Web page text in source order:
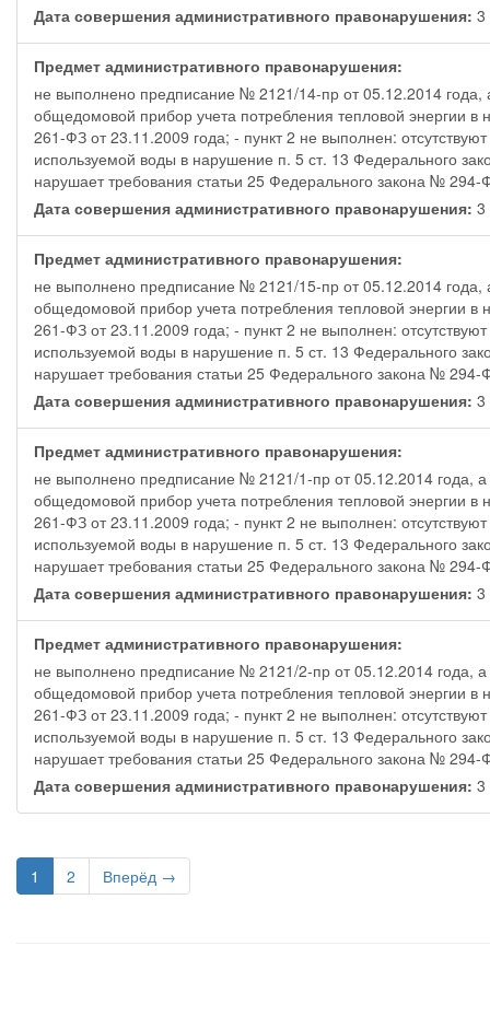
Дата совершения административного правонарушения: 3
Предмет административного правонарушения:
не выполнено предписание № 2121/14-пр от 05.12.2014 года,
общедомовой прибор учета потребления тепловой энергии
261-ФЗ от 23.11.2009 года; - пункт 2 не выполнен:
используемой воды в нарушение п. 5 ст. 13 Федерального
нарушает требования статьи 25 Федерального закона № 294-
Дата совершения административного правонарушения: 3
Предмет административного правонарушения:
не выполнено предписание № 2121/15-пр от 05.12.2014 года,
общедомовой прибор учета потребления тепловой энергии
261-ФЗ от 23.11.2009 года; - пункт 2 не выполнен:
используемой воды в нарушение п. 5 ст. 13 Федерального
нарушает требования статьи 25 Федерального закона № 294-
Дата совершения административного правонарушения: 3
Предмет административного правонарушения:
не выполнено предписание № 2121/1-пр от 05.12.2014 года, а
общедомовой прибор учета потребления тепловой энергии
261-ФЗ от 23.11.2009 года; - пункт 2 не выполнен:
используемой воды в нарушение п. 5 ст. 13 Федерального
нарушает требования статьи 25 Федерального закона № 294-
Дата совершения административного правонарушения: 3
Предмет административного правонарушения:
не выполнено предписание № 2121/2-пр от 05.12.2014 года, а
общедомовой прибор учета потребления тепловой энергии
261-ФЗ от 23.11.2009 года; - пункт 2 не выполнен:
используемой воды в нарушение п. 5 ст. 13 Федерального
нарушает требования статьи 25 Федерального закона № 294-
Дата совершения административного правонарушения: 3
1 2 Вперёд →